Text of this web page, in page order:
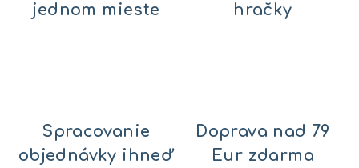
jednom mieste
hračky
Spracovanie
objednávky ihneď
Doprava nad 79
Eur zdarma